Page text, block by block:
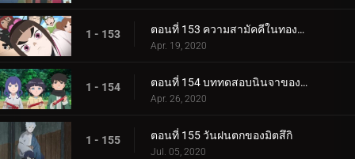
1 - 153 ตอนที่ 153 ความสามัคคีในทองคำ
Apr. 19, 2020
1 - 154 ตอนที่ 154 บททดสอบนินจาของฮิมาวาริ!!
Apr. 26, 2020
1 - 155 ตอนที่ 155 วันฝนตกของมิตสึกิ
Jul. 05, 2020